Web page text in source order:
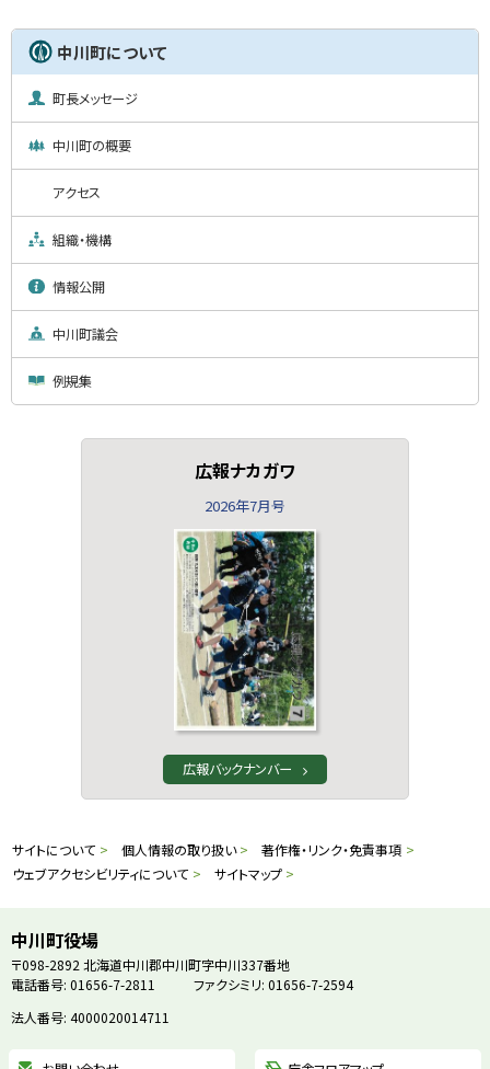
中川町について
町長メッセージ
中川町の概要
アクセス
組織・機構
情報公開
中川町議会
例規集
広報ナカガワ
2026年7月号
広報バックナンバー
文
る
メ
ニ
サ
ト
情
サイトについて 個人情報の取り扱い
著作権・リンク・免責事項
ウェブアクセシビリティについて
サイトマップ
中川町役場
〒098-2892 北海道中川郡中川町字中川337番地
電話番号: 01656-7-2811
ファクシミリ: 01656-7-2594
法人番号: 4000020014711